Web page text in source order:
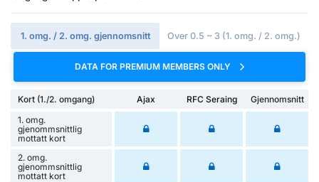
1. omg. / 2. omg. gjennomsnitt Over 0.5 ~ 3 (1. omg. / 2. omg.)
DATA FOR PREMIUM MEMBERS ONLY
Kort (1./2. omgang) Ajax RFC Seraing
Gjennomsnitt
1. omg.
gjenommsnittlig
mottatt kort
2. omg.
gjenommsnittlig
mottatt kort